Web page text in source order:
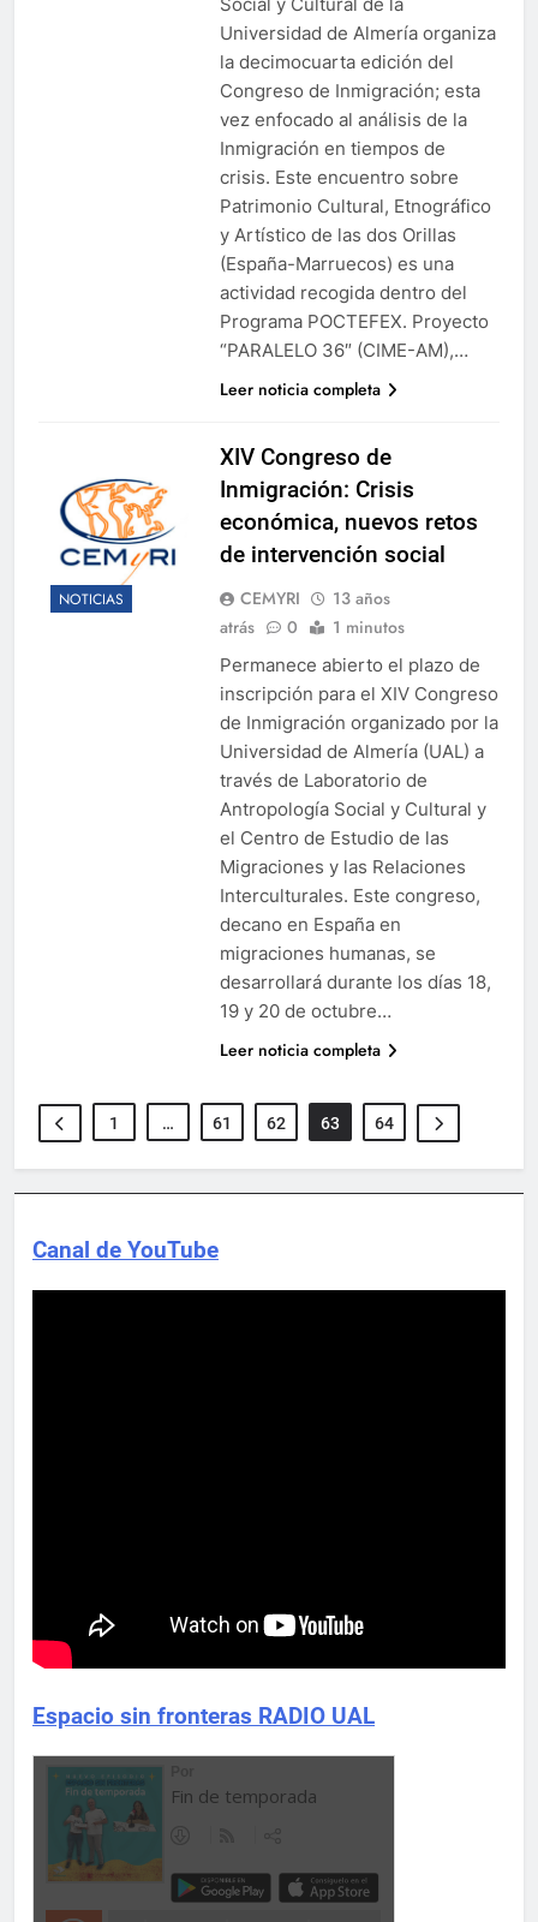
Universidad de Almería organiza
la decimocuarta edición del
Congreso de Inmigración; esta
vez enfocado al análisis de la
Inmigración en tiempos de
crisis. Este encuentro sobre
Patrimonio Cultural, Etnográfico
y Artístico de las dos Orillas
(España-Marruecos) es una
actividad recogida dentro del
Programa POCTEFEX. Proyecto
“PARALELO 36″ (CIME-AM),…
Leer noticia completa
NOTICIAS
XIV Congreso de
Inmigración: Crisis
económica, nuevos retos
de intervención social
CEMYRI
13 años
atrás
0 1 minutos
Permanece abierto el plazo de
inscripción para el XIV Congreso
de Inmigración organizado por la
Universidad de Almería (UAL) a
través de Laboratorio de
Antropología Social y Cultural y
el Centro de Estudio de las
Migraciones y las Relaciones
Interculturales. Este congreso,
decano en España en
migraciones humanas, se
desarrollará durante los días 18,
19 y 20 de octubre…
Leer noticia completa
1 … 61 62 63 64
Canal de YouTube
Espacio sin fronteras RADIO UAL